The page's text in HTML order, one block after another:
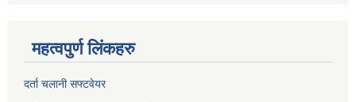
महत्वपुर्ण लिंकहरु
दर्ता चलानी सफ्टवेयर